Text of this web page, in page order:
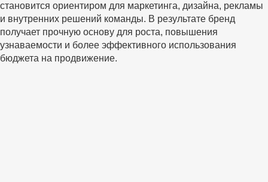
становится ориентиром для маркетинга, дизайна, рекламы
и внутренних решений команды. В результате бренд
получает прочную основу для роста, повышения
узнаваемости и более эффективного использования
бюджета на продвижение.